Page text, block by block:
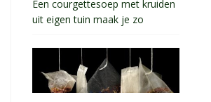
Een courgettesoep met kruiden
uit eigen tuin maak je zo